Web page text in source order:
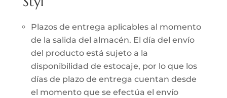
Plazos de entrega aplicables al momento
de la salida del almacén. El día del envío
del producto está sujeto a la
disponibilidad de estocaje, por lo que los
días de plazo de entrega cuentan desde
el momento que se efectúa el envío